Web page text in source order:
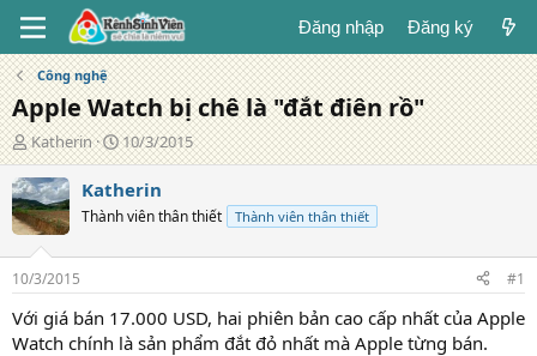
Đăng nhập Đăng ký
Công nghệ
Apple Watch bị chê là "đắt điên rồ"
T
á
c
g
i
ả
Katherin
N
g
à
đ
g
10/3/2015
Katherin
Thành viên thân thiết Thành viên thân thiết
10/3/2015 #1
Với giá bán 17.000 USD, hai phiên bản cao cấp nhất của Apple
Watch chính là sản phẩm đắt đỏ nhất mà Apple từng bán.